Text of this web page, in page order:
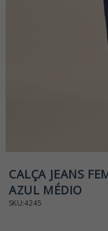
CALÇA JEANS
AZUL MÉDIO
SKU:4245